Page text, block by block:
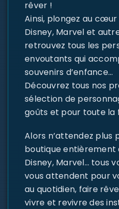
rêver !
Ainsi, plongez au
Disney, Marvel et
retrouvez tous les
envoutants qui
souvenirs d’enfance…
Découvrez tous nos
sélection de
goûts et pour toute la
Alors n’attendez plus
boutique entièrement
Disney, Marvel… tous
vous attendent pour
au quotidien, faire
vivre et revivre des